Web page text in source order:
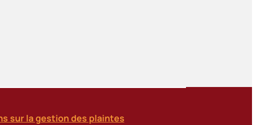
sur la gestion des plaintes